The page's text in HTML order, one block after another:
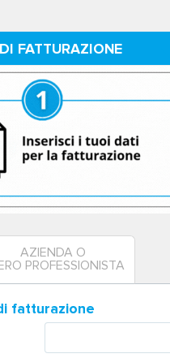
FATTURAZIONE
AZIENDA O
PROFESSIONISTA
fatturazione